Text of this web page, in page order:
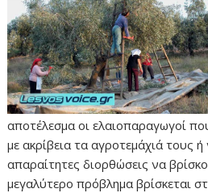
αποτέλεσμα οι ελαιοπαραγωγοί
με ακρίβεια τα αγροτεμάχιά τους
απαραίτητες διορθώσεις να
μεγαλύτερο πρόβλημα βρίσκεται